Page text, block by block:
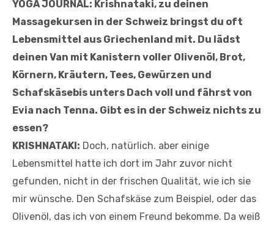
YOGA JOURNAL: Krishnataki, zu deinen
Massagekursen in der Schweiz bringst du oft
Lebensmittel aus Griechenland mit. Du lädst
deinen Van mit Kanistern voller Olivenöl, Brot,
Körnern, Kräutern, Tees, Gewürzen und
Schafskäsebis unters Dach voll und fährst von
Evia nach Tenna. Gibt es in der Schweiz nichts zu
essen?
KRISHNATAKI: Doch, natürlich. aber einige
Lebensmittel hatte ich dort im Jahr zuvor nicht
gefunden, nicht in der frischen Qualität, wie ich sie
mir wünsche. Den Schafskäse zum Beispiel, oder das
Olivenöl, das ich von einem Freund bekomme. Da weiß